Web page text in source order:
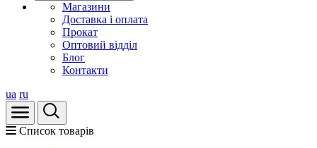
Магазини
Доставка і оплата
Прокат
Оптовий відділ
Блог
Контакти
ua ru
Список товарів